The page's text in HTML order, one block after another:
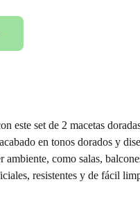
este set de 2 macetas
en tonos dorados y
ambiente, como salas,
resistentes y de fácil